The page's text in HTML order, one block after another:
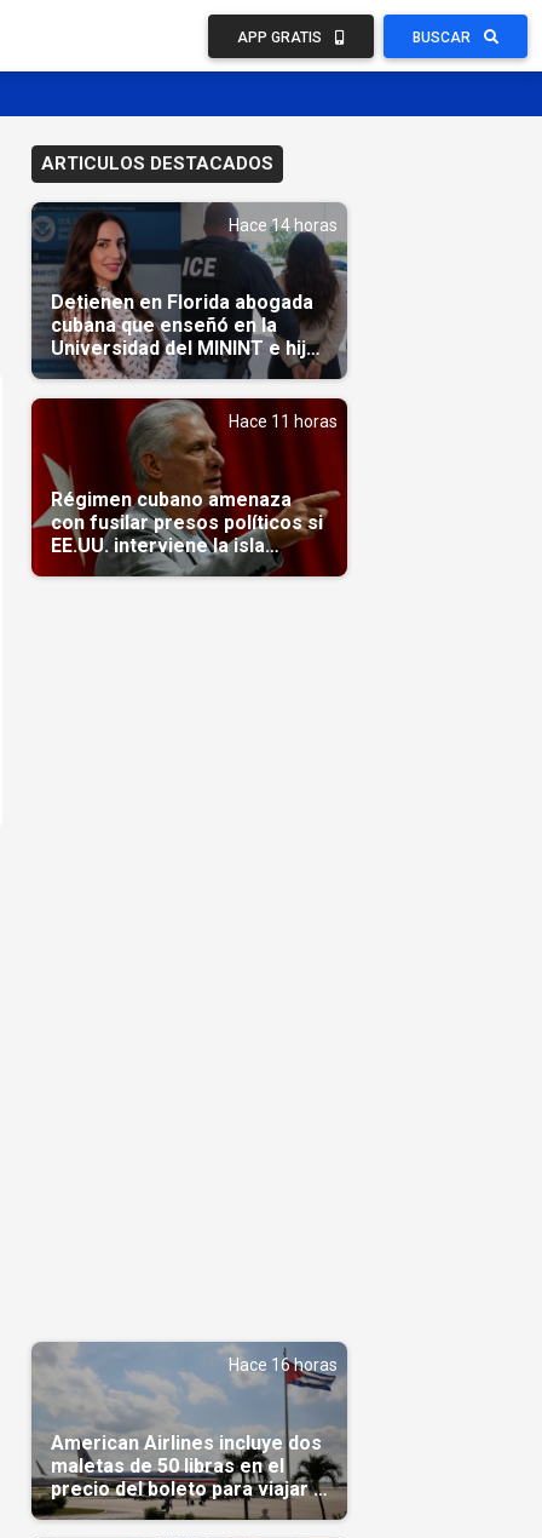
APP GRATIS BUSCAR
ARTICULOS DESTACADOS
Hace 14 horas
Detienen en Florida abogada
cubana que enseñó en la
Universidad del MININT e hija
de diplomático cubano
Hace 11 horas
Régimen cubano amenaza
con fusilar presos políticos si
EE.UU. interviene la isla
(Video)
Hace 16 horas
American Airlines incluye dos
maletas de 50 libras en el
precio del boleto para viajar a
Cuba en agosto